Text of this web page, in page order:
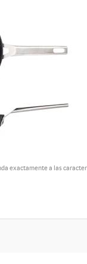
exactamente a las